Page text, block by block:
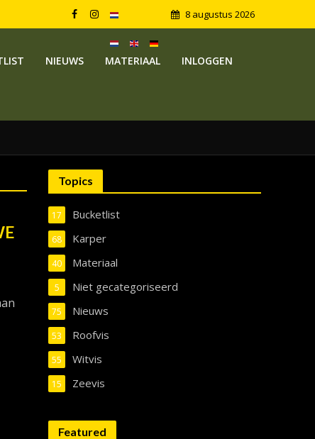
8 augustus 2026
NIEUWS MATERIAAL
INLOGGEN
Topics
Bucketlist
17
Karper
68
Materiaal
40
Niet gecategoriseerd
5
Nieuws
75
Roofvis
53
Witvis
55
Zeevis
15
Featured